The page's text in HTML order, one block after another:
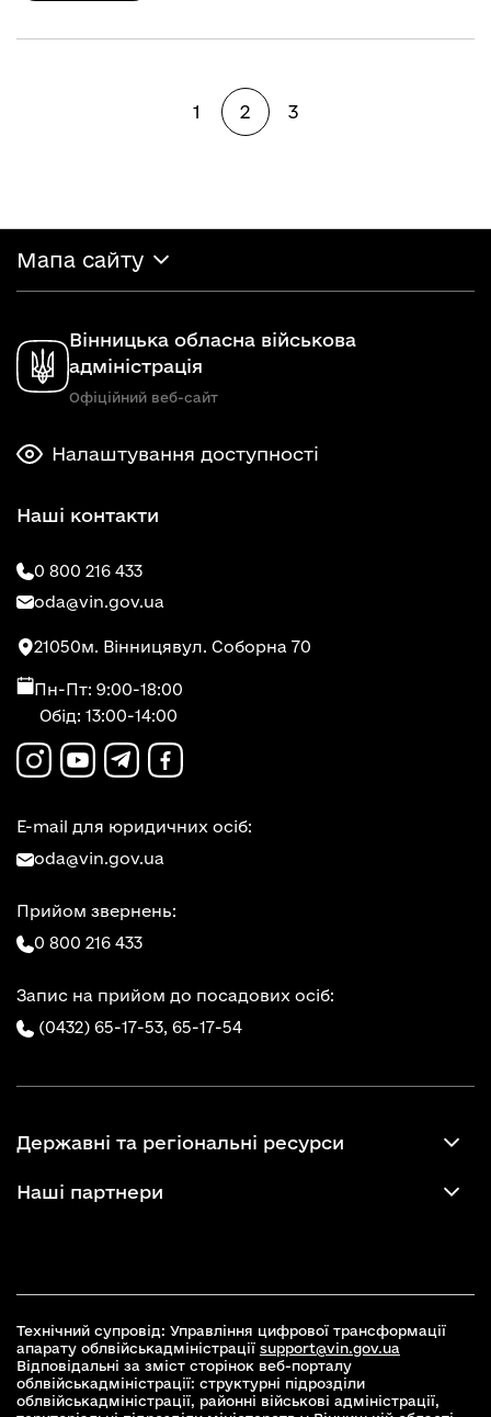
1 2 3
Мапа сайту
Вінницька обласна військова
адміністрація
Офіційний веб-сайт
Налаштування доступності
Наші контакти
0 800 216 433
oda@vin.gov.ua
21050м. Вінницявул. Соборна 70
Пн-Пт: 9:00-18:00
Обід: 13:00-14:00
E-mail для юридичних осіб:
oda@vin.gov.ua
Прийом звернень:
0 800 216 433
Запис на прийом до посадових осіб:
(0432) 65-17-53, 65-17-54
Державні та регіональні ресурси
Наші партнери
Технічний супровід: Управління цифрової трансформації
апарату облвійськадміністрації support@vin.gov.ua
Відповідальні за зміст сторінок веб-порталу
облвійськадміністрації: структурні підрозділи
облвійськадміністрації, районні військові адміністрації,